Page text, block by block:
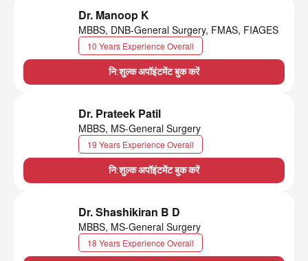
Dr. Manoop K
MBBS, DNB-General Surgery, FMAS, FIAGES
10 Years Experience Overall
नि:शुल्क अपॉइंटमेंट बुक करें
Dr. Prateek Patil
MBBS, MS-General Surgery
19 Years Experience Overall
नि:शुल्क अपॉइंटमेंट बुक करें
Dr. Shashikiran B D
MBBS, MS-General Surgery
18 Years Experience Overall